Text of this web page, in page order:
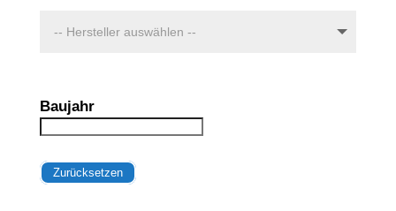
Baujahr
Zurücksetzen